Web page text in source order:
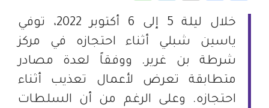
خلال ليلة 5 إلى 6 أكتوبر 2022، توفي
ياسين شبلي أثناء احتجازه في مركز
شرطة بن غرير. ووفقاً لعدة مصادر
متطابقة تعرض لأعمال تعذيب أثناء
احتجازه. وعلى الرغم من أن السلطات